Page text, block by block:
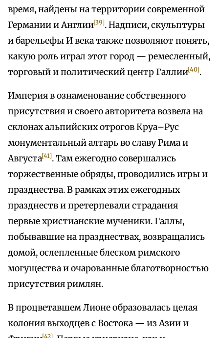
время, найдены на территории современной
Германии и Англии[39]. Надписи, скульптуры
и барельефы И века также позволяют понять,
какую роль играл этот город — ремесленный,
торговый и политический центр Галлии[40].
Империя в ознаменование собственного
присутствия и своего авторитета возвела на
склонах альпийских отрогов Круа–Рус
монументальный алтарь во славу Рима и
Августа[41]. Там ежегодно совершались
торжественные обряды, проводились игры и
празднества. В рамках этих ежегодных
празднеств и претерпевали страдания
первые христианские мученики. Галлы,
побывавшие на празднествах, возвращались
домой, ослепленные блеском римского
могущества и очарованные благотворностью
присутствия римлян.
В процветавшем Лионе образовалась целая
колония выходцев с Востока — из Азии и
[42]